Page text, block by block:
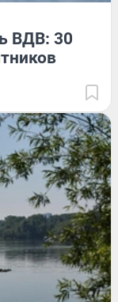
ВДВ: 30